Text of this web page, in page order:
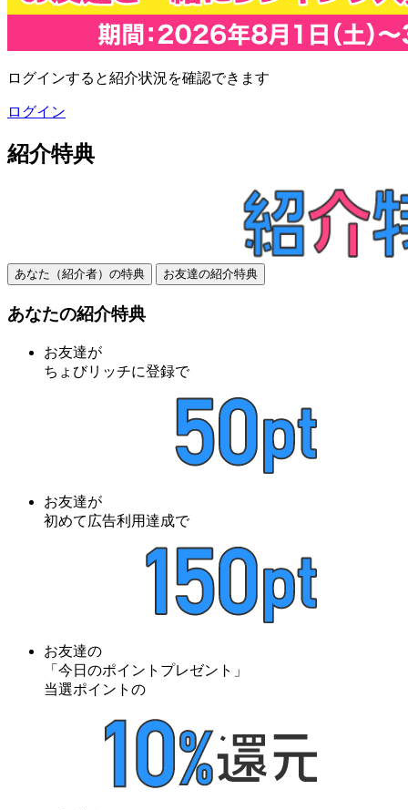
ログインすると紹介状況を確認できます
ログイン
紹介特典
あなた（紹介者）の特典 お友達の紹介特典
あなたの紹介特典
お友達が
ちょびリッチに登録で
お友達が
初めて広告利用達成で
お友達の
「今日のポイントプレゼント」
当選ポイントの